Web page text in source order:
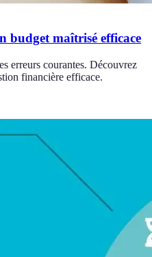
budget maîtrisé efficace
erreurs courantes. Découvrez
financière efficace.